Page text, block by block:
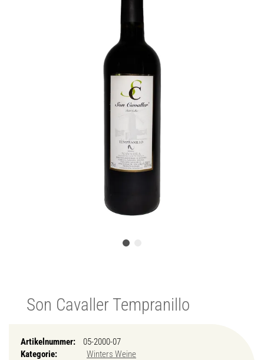
Son Cavaller Tempranillo
Artikelnummer:
05-2000-07
Kategorie:
Winters Weine